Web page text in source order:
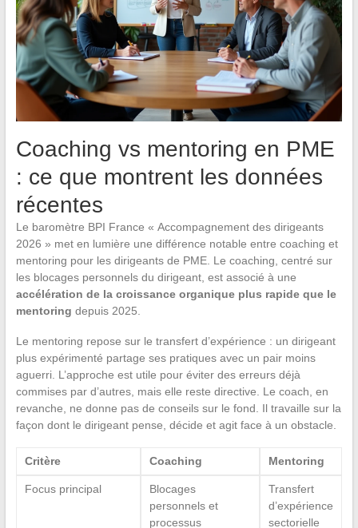
Coaching vs mentoring en PME
: ce que montrent les données
récentes
Le baromètre BPI France « Accompagnement des dirigeants
2026 » met en lumière une différence notable entre coaching et
mentoring pour les dirigeants de PME. Le coaching, centré sur
les blocages personnels du dirigeant, est associé à une
accélération de la croissance organique plus rapide que le
mentoring depuis 2025.
Le mentoring repose sur le transfert d’expérience : un dirigeant
plus expérimenté partage ses pratiques avec un pair moins
aguerri. L’approche est utile pour éviter des erreurs déjà
commises par d’autres, mais elle reste directive. Le coach, en
revanche, ne donne pas de conseils sur le fond. Il travaille sur la
façon dont le dirigeant pense, décide et agit face à un obstacle.
Critère Coaching Mentoring
Focus principal
Blocages
personnels et
processus
Transfert
d’expérience
sectorielle